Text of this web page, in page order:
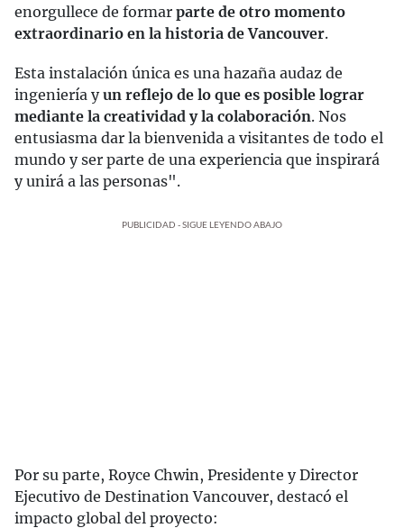
enorgullece de formar parte de otro momento
extraordinario en la historia de Vancouver.
Esta instalación única es una hazaña audaz de
ingeniería yun reflejo de lo que es posible lograr
mediante la creatividad y la colaboración. Nos
entusiasma dar la bienvenida a visitantes de todo el
mundo y ser parte de una experiencia que inspirará
y unirá a las personas".
PUBLICIDAD - SIGUE LEYENDO ABAJO
Por su parte, Royce Chwin, Presidente y Director
Ejecutivo de Destination Vancouver, destacó el
impacto global del proyecto: